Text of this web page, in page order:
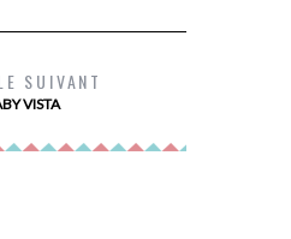
LE NOUVEAU BAUME
SUIVANT
VISTA